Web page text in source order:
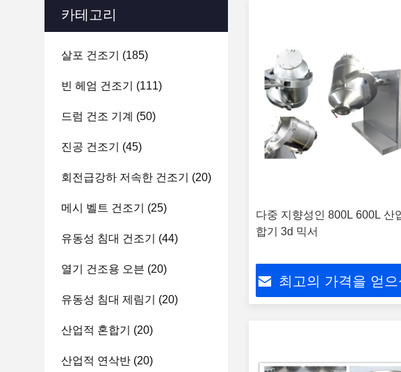
카테고리
살포 건조기 (185)
빈 헤엄 건조기 (111)
드럼 건조 기계 (50)
진공 건조기 (45)
회전급강하 저속한 건조기 (20)
메시 벨트 건조기 (25)
유동성 침대 건조기 (44)
열기 건조용 오븐 (20)
유동성 침대 제림기 (20)
산업적 혼합기 (20)
산업적 연삭반 (20)
다중 지향성인 800L 600L 산
합기 3d 믹서
최고의 가격을 얻으